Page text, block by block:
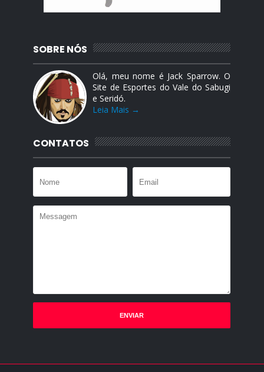
SOBRE NÓS
Olá, meu nome é Jack Sparrow. O
Site de Esportes do Vale do Sabugi
e Seridó.
Leia Mais →
CONTATOS